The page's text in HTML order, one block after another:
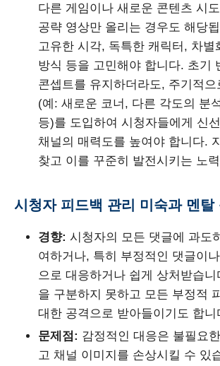
다른 게임이나 새로운 콘텐츠 시
공략 영상만 올리는 경우도 해당
고유한 시각, 독특한 캐릭터, 차별
방식 등을 고민해야 합니다. 초기
콘셉트를 유지하더라도, 주기적
(예: 새로운 코너, 다른 각도의 분
등)를 도입하여 시청자들에게 신
채널의 매력도를 높여야 합니다.
찾고 이를 꾸준히 발전시키는 노
시청자 피드백 관리 미숙과 멘탈
경향: 시청자의 모든 댓글에 과도
여하거나, 특히 부정적인 댓글이
으로 대응하거나 쉽게 상처받습
을 구분하지 못하고 모든 부정적
대한 공격으로 받아들이기도 합니
문제점: 감정적인 대응은 불필요
고 채널 이미지를 손상시킬 수 있